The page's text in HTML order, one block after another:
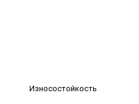
Износостойкость